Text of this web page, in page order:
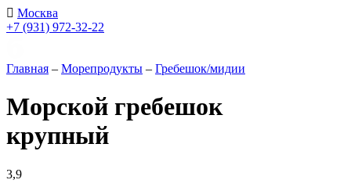
Москва
+7 (931) 972-32-22
Главная – Морепродукты – Гребешок/мидии
Морской гребешок
крупный
3,9